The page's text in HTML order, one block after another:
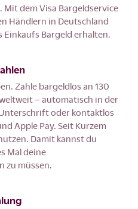
Mit dem Visa Bargeldservice
Händlern in Deutschland
Bargeld erhalten.
Zahle bargeldlos an 130
– automatisch in der
oder kontaktlos
Apple Pay. Seit Kurzem
Damit kannst du
Mal deine
zu müssen.